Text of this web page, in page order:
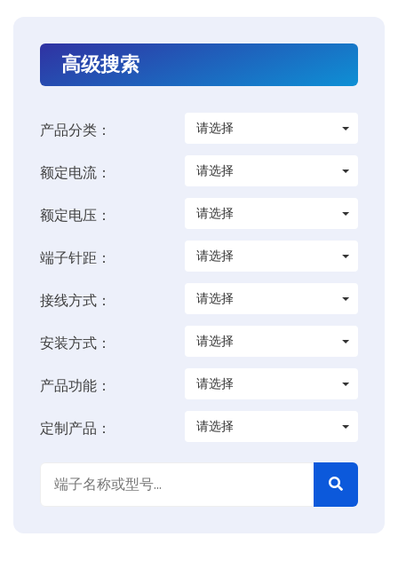
高级搜索
产品分类： 请选择
额定电流： 请选择
额定电压： 请选择
端子针距： 请选择
接线方式： 请选择
安装方式： 请选择
产品功能： 请选择
定制产品： 请选择